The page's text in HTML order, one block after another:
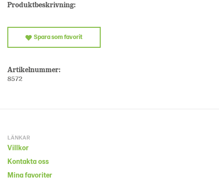
Produktbeskrivning:
Spara som favorit
Artikelnummer:
8572
LÄNKAR
Villkor
Kontakta oss
Mina favoriter